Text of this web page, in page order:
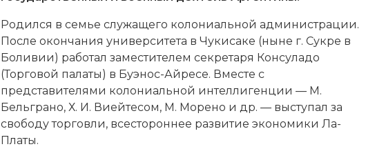
Родился в семье служащего колониальной администрации.
После окончания университета в Чукисаке (ныне г. Сукре в
Боливии) работал заместителем секретаря Консуладо
(Торговой палаты) в Буэнос-Айресе. Вместе с
представителями колониальной интеллигенции — М.
Бельграно, Х. И. Виейтесом, М. Морено и др. — выступал за
свободу торговли, всестороннее развитие экономики Ла-
Платы.